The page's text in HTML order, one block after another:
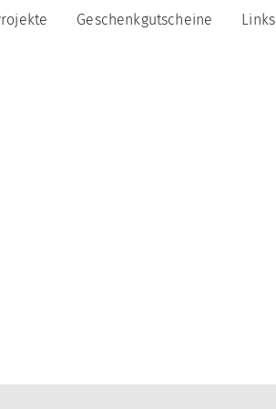
Geschenkgutscheine Links